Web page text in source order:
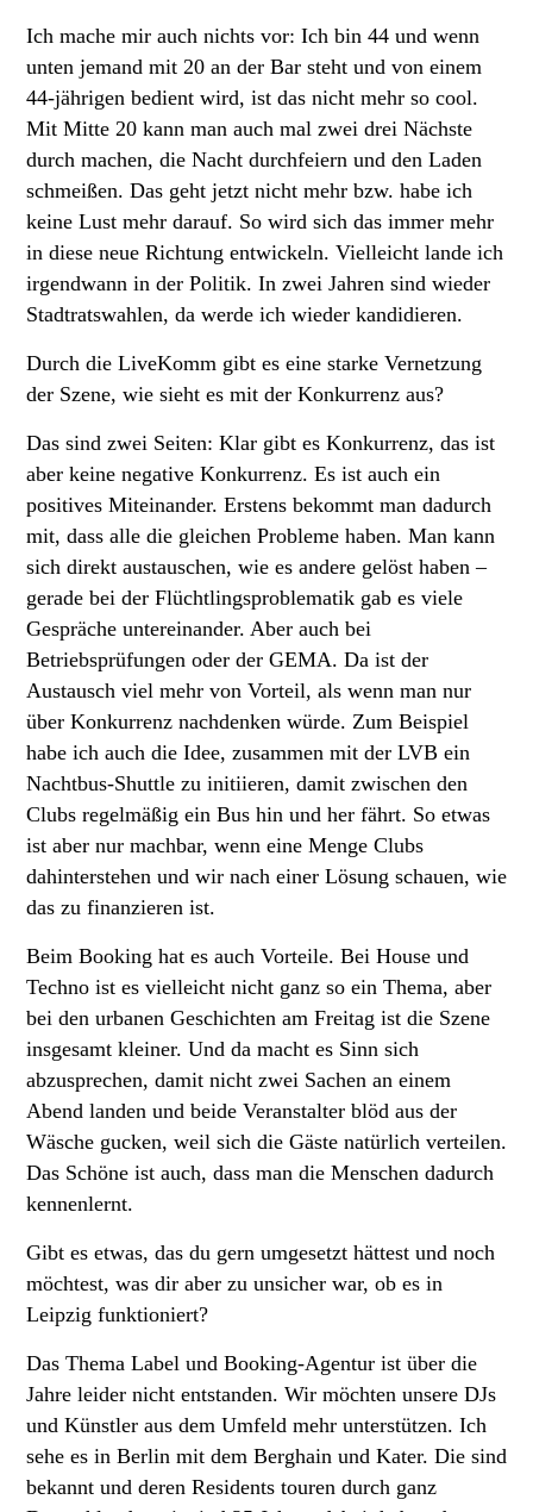
Ich mache mir auch nichts vor: Ich bin 44 und wenn
unten jemand mit 20 an der Bar steht und von einem
44-jährigen bedient wird, ist das nicht mehr so cool.
Mit Mitte 20 kann man auch mal zwei drei Nächste
durch machen, die Nacht durchfeiern und den Laden
schmeißen. Das geht jetzt nicht mehr bzw. habe ich
keine Lust mehr darauf. So wird sich das immer mehr
in diese neue Richtung entwickeln. Vielleicht lande ich
irgendwann in der Politik. In zwei Jahren sind wieder
Stadtratswahlen, da werde ich wieder kandidieren.
Durch die LiveKomm gibt es eine starke Vernetzung
der Szene, wie sieht es mit der Konkurrenz aus?
Das sind zwei Seiten: Klar gibt es Konkurrenz, das ist
aber keine negative Konkurrenz. Es ist auch ein
positives Miteinander. Erstens bekommt man dadurch
mit, dass alle die gleichen Probleme haben. Man kann
sich direkt austauschen, wie es andere gelöst haben –
gerade bei der Flüchtlingsproblematik gab es viele
Gespräche untereinander. Aber auch bei
Betriebsprüfungen oder der GEMA. Da ist der
Austausch viel mehr von Vorteil, als wenn man nur
über Konkurrenz nachdenken würde. Zum Beispiel
habe ich auch die Idee, zusammen mit der LVB ein
Nachtbus-Shuttle zu initiieren, damit zwischen den
Clubs regelmäßig ein Bus hin und her fährt. So etwas
ist aber nur machbar, wenn eine Menge Clubs
dahinterstehen und wir nach einer Lösung schauen, wie
das zu finanzieren ist.
Beim Booking hat es auch Vorteile. Bei House und
Techno ist es vielleicht nicht ganz so ein Thema, aber
bei den urbanen Geschichten am Freitag ist die Szene
insgesamt kleiner. Und da macht es Sinn sich
abzusprechen, damit nicht zwei Sachen an einem
Abend landen und beide Veranstalter blöd aus der
Wäsche gucken, weil sich die Gäste natürlich verteilen.
Das Schöne ist auch, dass man die Menschen dadurch
kennenlernt.
Gibt es etwas, das du gern umgesetzt hättest und noch
möchtest, was dir aber zu unsicher war, ob es in
Leipzig funktioniert?
Das Thema Label und Booking-Agentur ist über die
Jahre leider nicht entstanden. Wir möchten unsere DJs
und Künstler aus dem Umfeld mehr unterstützen. Ich
sehe es in Berlin mit dem Berghain und Kater. Die sind
bekannt und deren Residents touren durch ganz